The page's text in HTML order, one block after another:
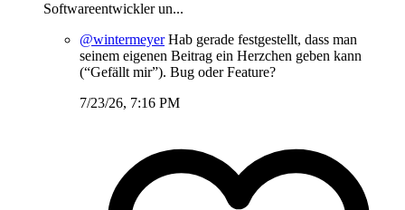
Softwareentwickler un...
@wintermeyerHab gerade festgestellt, dass man
seinem eigenen Beitrag ein Herzchen geben kann
(“Gefällt mir”). Bug oder Feature?
7/23/26, 7:16 PM